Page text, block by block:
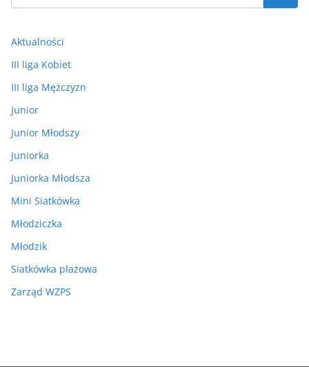
Aktualności
III liga Kobiet
III liga Mężczyzn
Junior
Junior Młodszy
Juniorka
Juniorka Młodsza
Mini Siatkówka
Młodziczka
Młodzik
Siatkówka plażowa
Zarząd WZPS